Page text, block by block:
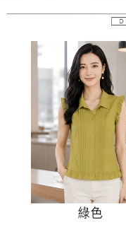
４．使用「AFTEE先享後付
時審查核予不同之上限額度
請求用戶進行身份認證。
５．嚴禁一人註冊多個帳號
恩沛科技股份有限公司將有
每筆NT$90，滿NT$699(
國家/地區配送